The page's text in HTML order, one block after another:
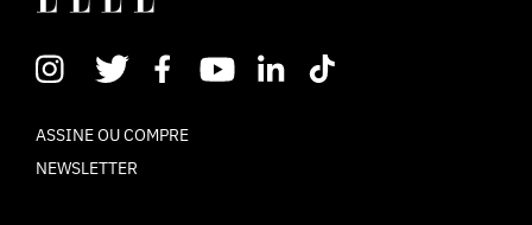
ASSINE OU COMPRE
NEWSLETTER